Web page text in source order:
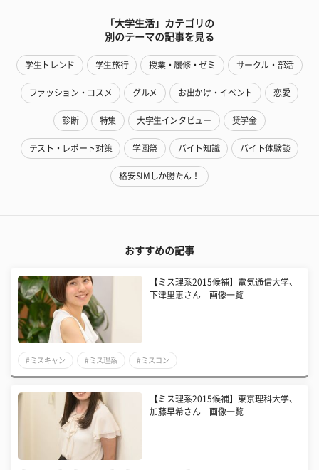
「大学生活」カテゴリの
別のテーマの記事を見る
学生トレンド 学生旅行 授業・履修・ゼミ サークル・部活
ファッション・コスメ グルメ お出かけ・イベント 恋愛
診断 特集 大学生インタビュー 奨学金
テスト・レポート対策 学園祭 バイト知識 バイト体験談
格安SIMしか勝たん！
おすすめの記事
【ミス理系2015候補】電気通信大学、
下津里恵さん 画像一覧
#ミスキャン #ミス理系 #ミスコン
【ミス理系2015候補】東京理科大学、
加藤早希さん 画像一覧